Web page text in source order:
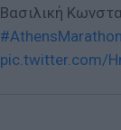
Βασιλική
#AthensMarathon
pic.twitter.com/